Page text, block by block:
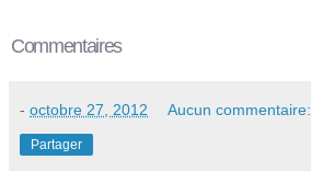
Commentaires
- octobre 27, 2012 Aucun commentaire:
Partager